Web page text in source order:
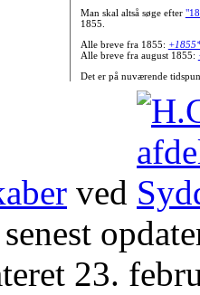
Man skal altså søge efter
1855.
Alle breve fra 1855:
Alle breve fra august 1855:
Det er på nuværende
ved
23.